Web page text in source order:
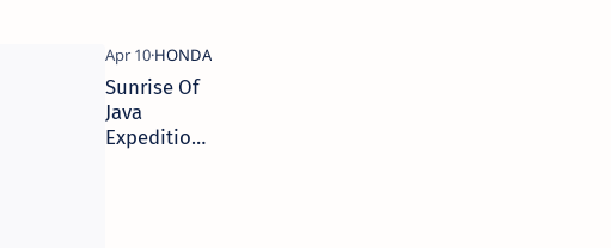
Sunrise Of
Java
Expedition